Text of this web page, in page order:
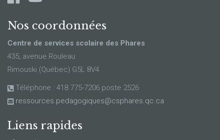
Nos coordonnées
Centre de services scolaire des Phares
435, avenue Rouleau
Rimouski (Québec) G5L 8V4
Téléphone : 418 775-7206 poste 2526
ressources.pedagogiques@csphares.qc.ca
Liens rapides